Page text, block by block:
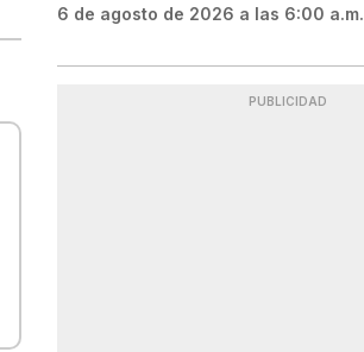
6 de agosto de 2026 a las 6:00 a.m.
PUBLICIDAD